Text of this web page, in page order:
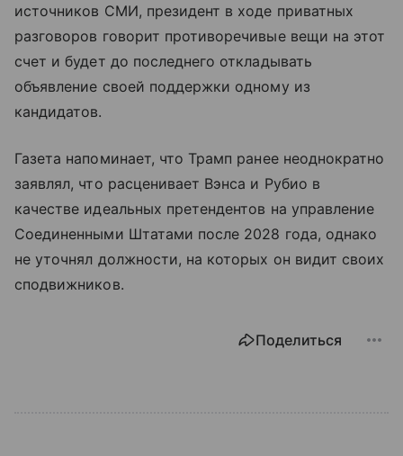
источников СМИ, президент в ходе приватных
разговоров говорит противоречивые вещи на этот
счет и будет до последнего откладывать
объявление своей поддержки одному из
кандидатов.
Газета напоминает, что Трамп ранее неоднократно
заявлял, что расценивает Вэнса и Рубио в
качестве идеальных претендентов на управление
Соединенными Штатами после 2028 года, однако
не уточнял должности, на которых он видит своих
сподвижников.
Поделиться